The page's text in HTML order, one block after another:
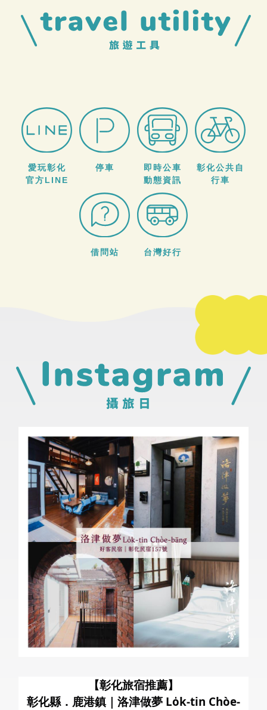
愛玩彰化
官方LINE
停車
即時公車
動態資訊
彰化公共自
行車
借問站 台灣好行
【彰化旅宿推薦】
彰化縣．鹿港鎮｜洛津做夢 Lo̍k-tin Chòe-